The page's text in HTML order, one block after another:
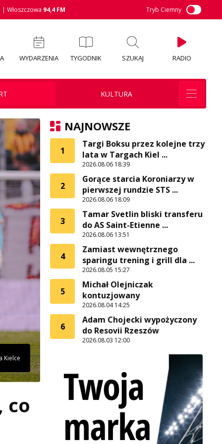
| Włoszczowa 94,4 FM Tryb Ciemny
WYDARZENIA TYGODNIK SZUKAJ RADIO
KULTURA
Kielce
co
NAJNOWSZE
1
Targi Boksu przez kolejne trzy
lata w Targach Kiel ...
2026.08.06 18:39
2
Gorące starcia Koroniarzy w
pierwszej rundzie STS ...
2026.08.06 18:09
3
Tamar Svetlin bliski transferu
do AS Saint-Etienne ...
2026.08.06 13:51
4
Zamiast wewnętrznego
sparingu trening i grill dla ...
2026.08.05 15:27
5
Michał Olejniczak
kontuzjowany
2026.08.04 14:25
6
Adam Chojecki wypożyczony
do Resovii Rzeszów
2026.08.03 12:00